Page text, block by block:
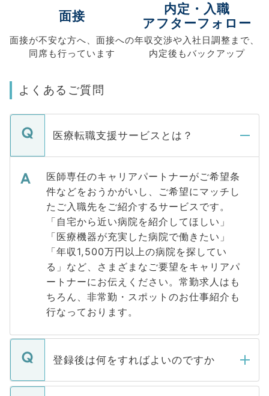
面接
面接が不安な方へ、 面接への
同席も行っています
内定・入職
アフターフォロー
年収交渉や入社日調整まで、
内定後もバックアップ
よくあるご質問
医療転職支援サービスとは？
医師専任のキャリアパートナーがご希望条
件などをおうかがいし、ご希望にマッチし
たご入職先をご紹介するサービスです。
「自宅から近い病院を紹介してほしい」
「医療機器が充実した病院で働きたい」
「年収1,500万円以上の病院を探してい
る」など、さまざまなご要望をキャリアパ
ートナーにお伝えください。常勤求人はも
ちろん、非常勤・スポットのお仕事紹介も
行なっております。
登録後は何をすればよいのですか
ご登録いただきましたら、弊社担当者がご